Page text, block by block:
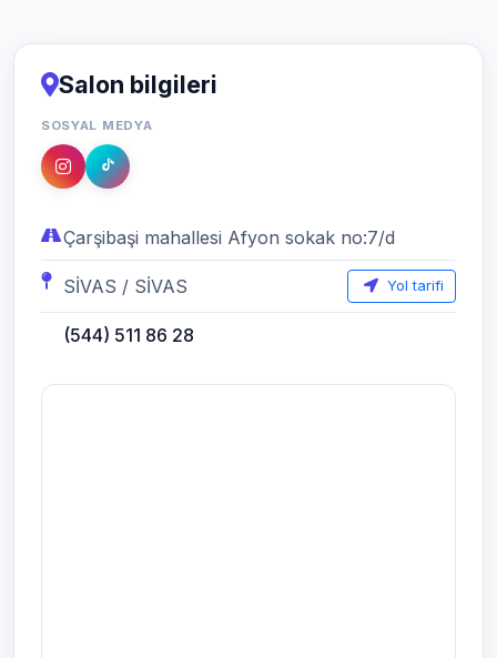
Salon bilgileri
SOSYAL MEDYA
Çarşibaşi mahallesi Afyon sokak no:7/d
SİVAS / SİVAS Yol tarifi
(544) 511 86 28